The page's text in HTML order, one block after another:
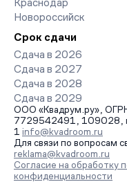
Краснодар
Новороссийск
Срок сдачи
Сдача в 2026
Сдача в 2027
Сдача в 2028
Сдача в 2029
ООО «Квадрум.ру»,
7729542491, 109028, г.
1 info@kvadroom.ru
Для связи по вопросам
reklama@kvadroom.ru
Согласие на обработку
конфиденциальности